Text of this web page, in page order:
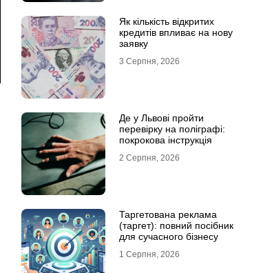
Як кількість відкритих
кредитів впливає на нову
заявку
3 Серпня, 2026
Де у Львові пройти
перевірку на поліграфі:
покрокова інструкція
2 Серпня, 2026
Таргетована реклама
(таргет): повний посібник
для сучасного бізнесу
1 Серпня, 2026